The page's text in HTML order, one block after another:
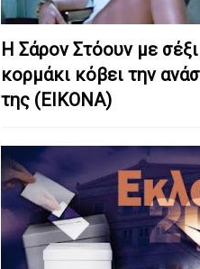
Η Σάρον Στόουν με
κορμάκι κόβει την
της (ΕΙΚΟΝΑ)